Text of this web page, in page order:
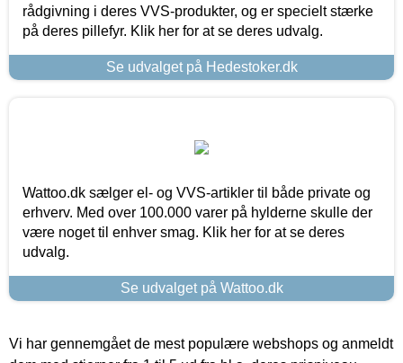
rådgivning i deres VVS-produkter, og er specielt stærke
på deres pillefyr. Klik her for at se deres udvalg.
Se udvalget på Hedestoker.dk
Wattoo.dk sælger el- og VVS-artikler til både private og
erhverv. Med over 100.000 varer på hylderne skulle der
være noget til enhver smag. Klik her for at se deres
udvalg.
Se udvalget på Wattoo.dk
Vi har gennemgået de mest populære webshops og anmeldt